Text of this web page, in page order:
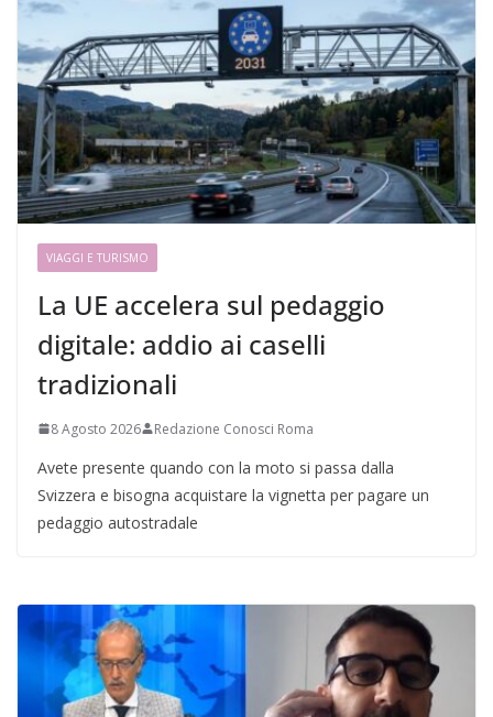
VIAGGI E TURISMO
La UE accelera sul pedaggio
digitale: addio ai caselli
tradizionali
8 Agosto 2026 Redazione Conosci Roma
Avete presente quando con la moto si passa dalla
Svizzera e bisogna acquistare la vignetta per pagare un
pedaggio autostradale